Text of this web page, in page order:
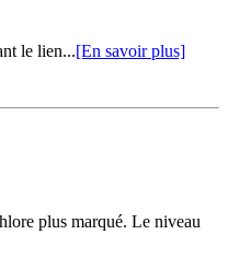
le lien...[En savoir plus]
plus marqué. Le niveau